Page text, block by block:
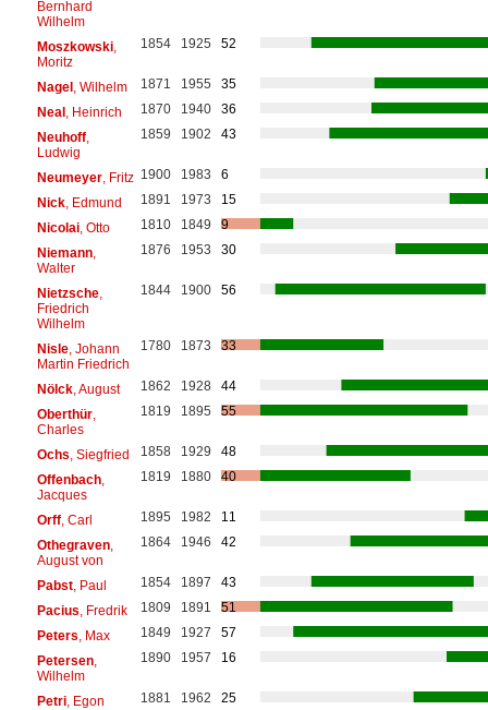
Bernhard
Wilhelm
Moszkowski,
Moritz
1854 1925 52
Nagel, Wilhelm 1871 1955
35
Neal, Heinrich 1870 1940
36
Neuhoff,
Ludwig
1859 1902 43
Neumeyer, Fritz 1900 1983
6
Nick, Edmund 1891 1973
15
Nicolai, Otto 1810 1849
9
Niemann,
Walter
1876 1953 30
Nietzsche,
Friedrich
Wilhelm
1844 1900 56
Nisle, Johann
Martin Friedrich
1780 1873 33
Nölck, August 1862 1928
44
Oberthür,
Charles
1819 1895 55
Ochs , Siegfried 1858 1929
48
Offenbach,
Jacques
1819 1880 40
Orff, Carl 1895 1982
11
Othegraven,
August von
1864 1946 42
Pabst, Paul 1854 1897
43
Pacius , Fredrik 1809 1891
51
Peters , Max 1849 1927
57
Petersen,
Wilhelm
1890 1957 16
Petri, Egon 1881 1962
25